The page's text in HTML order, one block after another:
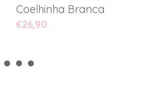
Coelhinha Branca
€26,90